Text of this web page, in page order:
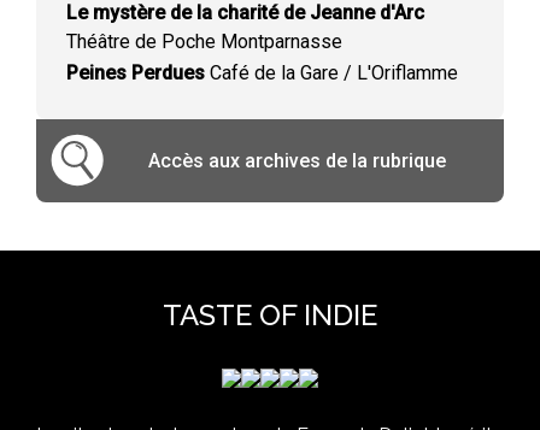
Le mystère de la charité de Jeanne d'Arc
Théâtre de Poche Montparnasse
Peines Perdues Café de la Gare / L'Oriflamme
Accès aux archives de la rubrique
TASTE OF INDIE